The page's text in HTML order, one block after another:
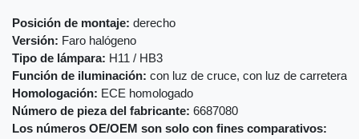
Posición de montaje: derecho
Versión: Faro halógeno
Tipo de lámpara: H11 / HB3
Función de iluminación: con luz de cruce, con luz de carretera
Homologación: ECE homologado
Número de pieza del fabricante: 6687080
Los números OE/OEM son solo con fines comparativos: